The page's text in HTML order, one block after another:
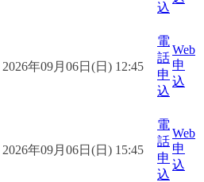
込
2026年09月06日(日) 12:45
電
話
申
込
Web
申
込
2026年09月06日(日) 15:45
電
話
申
込
Web
申
込